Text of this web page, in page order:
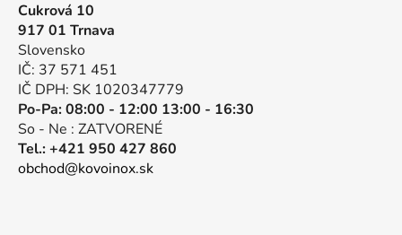
Cukrová 10
917 01 Trnava
Slovensko
IČ: 37 571 451
IČ DPH: SK 1020347779
Po-Pa: 08:00 - 12:00 13:00 - 16:30
So - Ne : ZATVORENÉ
Tel.: +421 950 427 860
obchod@kovoinox.sk